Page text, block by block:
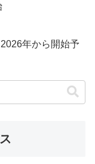
年から開始予